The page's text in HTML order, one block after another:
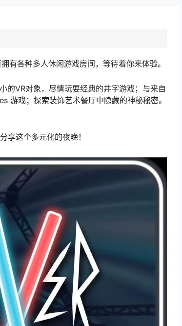
各种多人休闲游戏房间，等待着你来体验。
的VR对象，尽情玩耍经典的井字游戏；与来自
戏；探索装饰艺术餐厅中隐藏的神秘秘密。
这个多元化的夜晚！